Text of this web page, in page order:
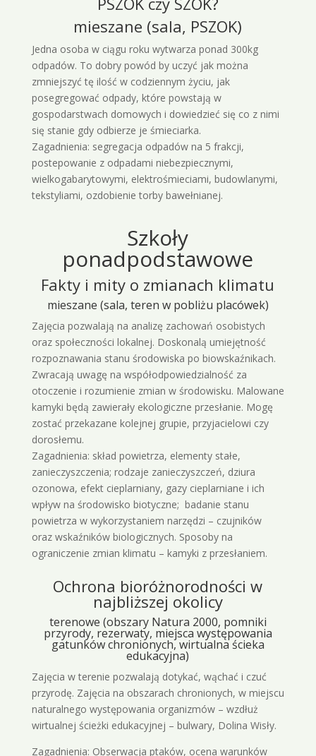
mieszane (sala, PSZOK)
Jedna osoba w ciągu roku wytwarza ponad 300kg
odpadów. To dobry powód by uczyć jak można
zmniejszyć tę ilość w codziennym życiu, jak
posegregować odpady, które powstają w
gospodarstwach domowych i dowiedzieć się co z nimi
się stanie gdy odbierze je śmieciarka.
Zagadnienia: segregacja odpadów na 5 frakcji,
postepowanie z odpadami niebezpiecznymi,
wielkogabarytowymi, elektrośmieciami, budowlanymi,
tekstyliami, ozdobienie torby bawełnianej.
Szkoły
ponadpodstawowe
Fakty i mity o zmianach klimatu
mieszane (sala, teren w pobliżu placówek)
Zajęcia pozwalają na analizę zachowań osobistych
oraz społeczności lokalnej. Doskonalą umiejętność
rozpoznawania stanu środowiska po biowskaźnikach.
Zwracają uwagę na współodpowiedzialność za
otoczenie i rozumienie zmian w środowisku. Malowane
kamyki będą zawierały ekologiczne przesłanie. Mogę
zostać przekazane kolejnej grupie, przyjacielowi czy
dorosłemu.
Zagadnienia: skład powietrza, elementy stałe,
zanieczyszczenia; rodzaje zanieczyszczeń, dziura
ozonowa, efekt cieplarniany, gazy cieplarniane i ich
wpływ na środowisko biotyczne; badanie stanu
powietrza w wykorzystaniem narzędzi – czujników
oraz wskaźników biologicznych. Sposoby na
ograniczenie zmian klimatu – kamyki z przesłaniem.
Ochrona bioróżnorodności w
najbliższej okolicy
terenowe (obszary Natura 2000, pomniki
przyrody, rezerwaty, miejsca występowania
gatunków chronionych, wirtualna ścieka
edukacyjna)
Zajęcia w terenie pozwalają dotykać, wąchać i czuć
przyrodę. Zajęcia na obszarach chronionych, w miejscu
naturalnego występowania organizmów – wzdłuż
wirtualnej ścieżki edukacyjnej – bulwary, Dolina Wisły.
Zagadnienia: Obserwacja ptaków, ocena warunków